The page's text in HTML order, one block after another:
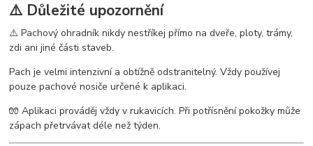
⚠️ Důležité upozornění
⚠️ Pachový ohradník nikdy nestříkej přímo na dveře, ploty, trámy,
zdi ani jiné části staveb.
Pach je velmi intenzivní a obtížně odstranitelný. Vždy používej
pouze pachové nosiče určené k aplikaci.
🧤 Aplikaci prováděj vždy v rukavicích. Při potřísnění pokožky může
zápach přetrvávat déle než týden.